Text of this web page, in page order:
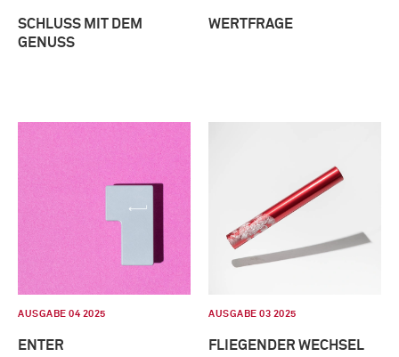
SCHLUSS MIT DEM
GENUSS
WERTFRAGE
AUSGABE 04 2025
ENTER
AUSGABE 03 2025
FLIEGENDER WECHSEL